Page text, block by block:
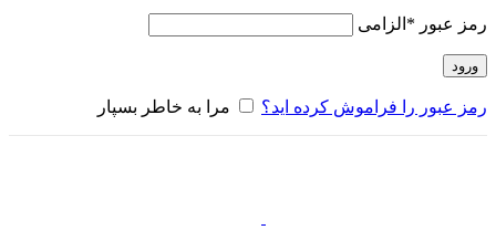
رمز عبور * الزامی
ورود
رمز عبور را فراموش کرده اید؟ مرا به خاطر بسپار